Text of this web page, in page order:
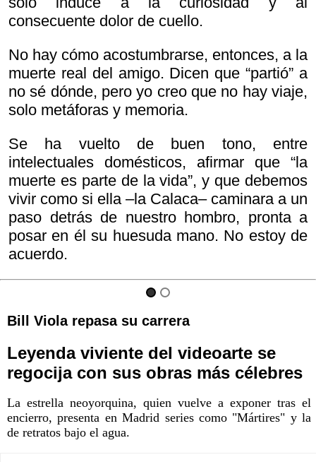
consecuente dolor de cuello.
No hay cómo acostumbrarse, entonces, a la
muerte real del amigo. Dicen que “partió” a
no sé dónde, pero yo creo que no hay viaje,
solo metáforas y memoria.
Se ha vuelto de buen tono, entre
intelectuales domésticos, afirmar que “la
muerte es parte de la vida”, y que debemos
vivir como si ella –la Calaca– caminara a un
paso detrás de nuestro hombro, pronta a
posar en él su huesuda mano. No estoy de
acuerdo.
Bill Viola repasa su carrera
Leyenda viviente del videoarte se
regocija con sus obras más célebres
La estrella neoyorquina, quien vuelve a exponer tras el
encierro, presenta en Madrid series como "Mártires" y la
de retratos bajo el agua.